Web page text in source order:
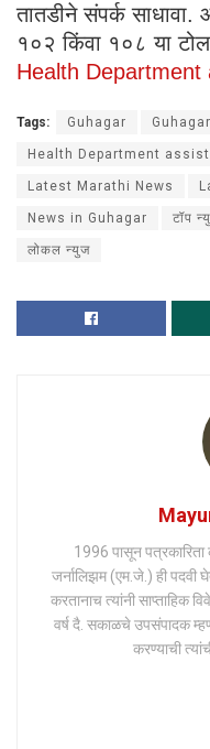
तातडीने संपर्क साधावा.
१०२ किंवा १०८ या
Health
Tags: Guhagar
Health Department
Latest Marathi News
News in Guhagar टॉप
लोकल न्युज
1996 पासून पत्रकारिता
जर्नालिझम (एम.जे.) ही पदवी
करतानाच त्यांनी साप्ताहिक
वर्ष दै. सकाळचे उपसंपादक
करण्याची